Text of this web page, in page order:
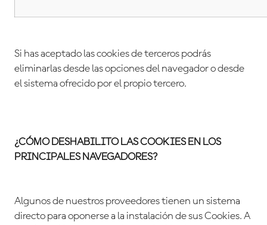
Si has aceptado las cookies de terceros podrás
eliminarlas desde las opciones del navegador o desde
el sistema ofrecido por el propio tercero.
¿CÓMO DESHABILITO LAS COOKIES EN LOS
PRINCIPALES NAVEGADORES?
Algunos de nuestros proveedores tienen un sistema
directo para oponerse a la instalación de sus Cookies. A